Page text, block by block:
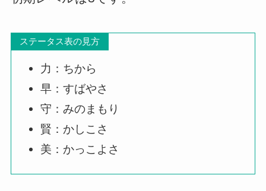
ステータス表の見方
力：ちから
早：すばやさ
守：みのまもり
賢：かしこさ
美：かっこよさ